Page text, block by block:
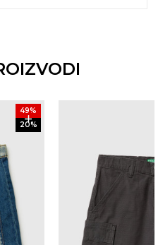
49%
20%